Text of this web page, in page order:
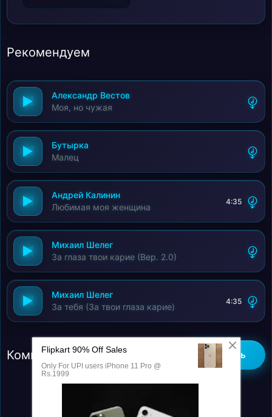
Рекомендуем
Александр Вестов
Моя, но чужая
Бутырка
Малец
Андрей Калинин
Любимая моя женщина
4:35
Михаил Шелег
За глаза твои карие (Вер. 2.0)
Михаил Шелег
За тебя (За твои глаза карие)
4:35
Комментарии (0) Добавить